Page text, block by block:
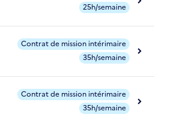
25h/semaine
Contrat de mission intérimaire
35h/semaine
Contrat de mission intérimaire
35h/semaine